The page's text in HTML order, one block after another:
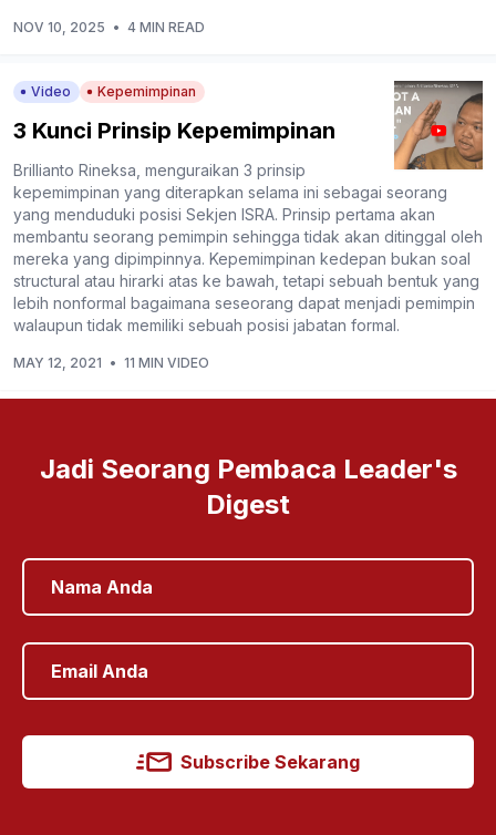
NOV 10, 2025 • 4 MIN READ
Video Kepemimpinan
3 Kunci Prinsip Kepemimpinan
Brillianto Rineksa, menguraikan 3 prinsip
kepemimpinan yang diterapkan selama ini sebagai seorang
yang menduduki posisi Sekjen ISRA. Prinsip pertama akan
membantu seorang pemimpin sehingga tidak akan ditinggal oleh
mereka yang dipimpinnya. Kepemimpinan kedepan bukan soal
structural atau hirarki atas ke bawah, tetapi sebuah bentuk yang
lebih nonformal bagaimana seseorang dapat menjadi pemimpin
walaupun tidak memiliki sebuah posisi jabatan formal.
MAY 12, 2021 • 11 MIN VIDEO
Jadi Seorang Pembaca Leader's
Digest
Subscribe Sekarang